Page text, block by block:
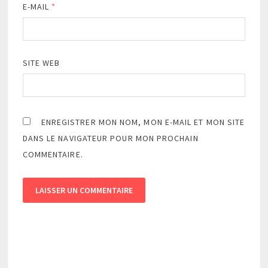
E-MAIL *
SITE WEB
ENREGISTRER MON NOM, MON E-MAIL ET MON SITE
DANS LE NAVIGATEUR POUR MON PROCHAIN
COMMENTAIRE.